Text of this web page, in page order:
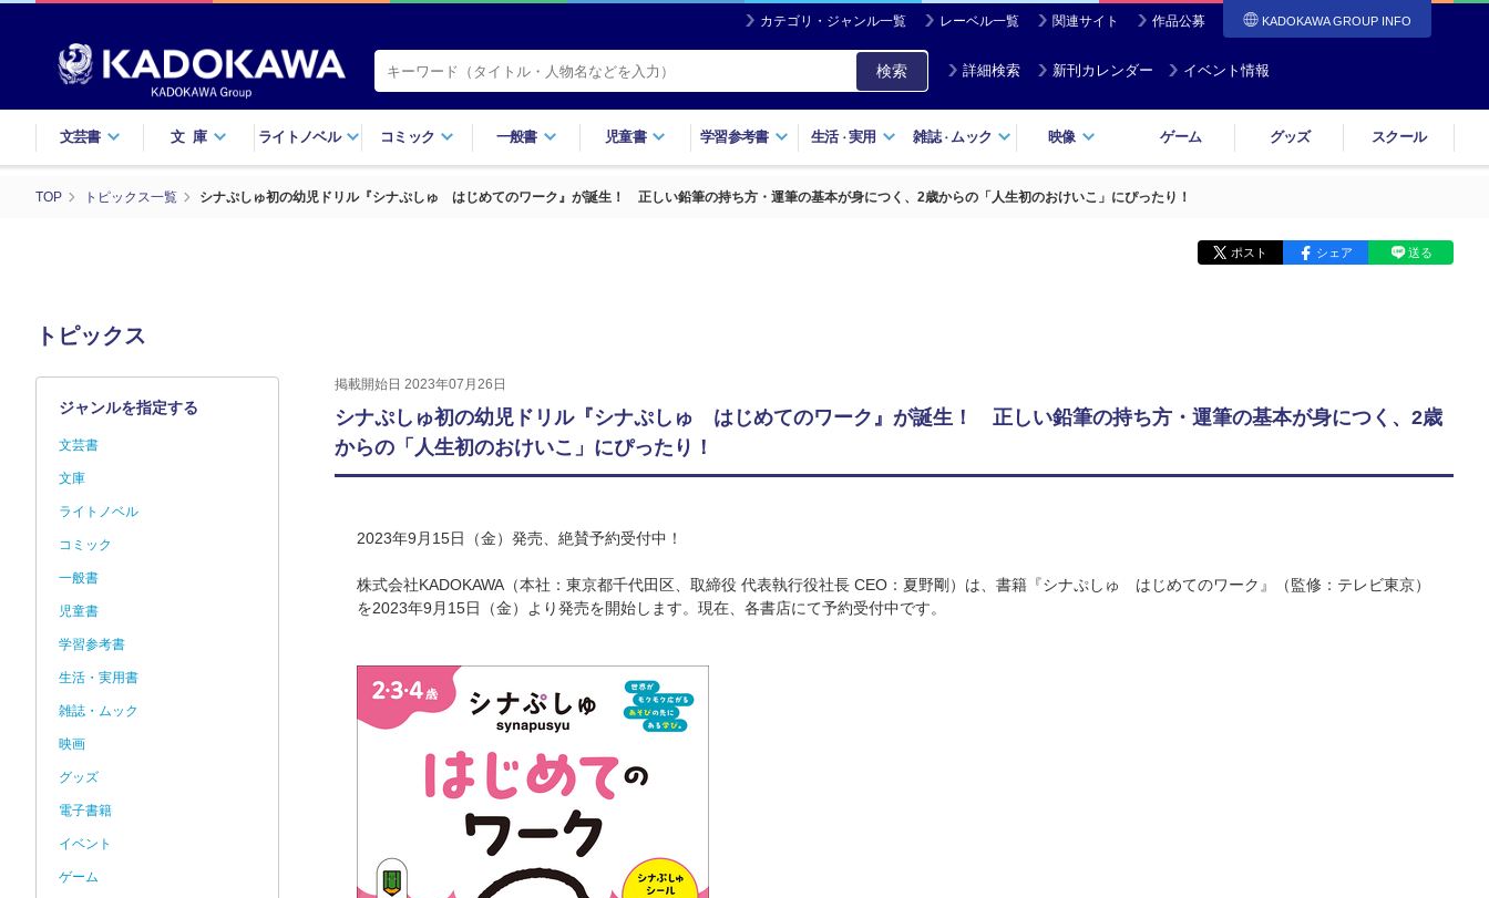
カテゴリ・ジャンル一覧 レーベル一覧 関連サイト 作品公募 KADOKAWA GROUP INFO
検索 詳細検索 新刊カレンダー イベント情報
文芸書 文庫 ライトノベル コミック 一般書 児童書 学習参考書 生活・実用 雑誌・ ムック 映像 ゲーム グッズ スクール
TOP トピックス一覧 シナぷしゅ初の幼児ドリル『シナぷしゅ はじめてのワーク』が誕生！ 正しい鉛筆の持ち方・運筆の基本が身につく、2歳からの「人生初のおけいこ」にぴったり！
ポスト シェア 送る
トピックス
掲載開始日 2023年07月26日
シナぷしゅ初の幼児ドリル『シナぷしゅ はじめてのワーク』が誕生！ 正しい鉛筆の持ち方・運筆の基本が身につく、2歳
からの「人生初のおけいこ」にぴったり！
2023年9月15日（金）発売、絶賛予約受付中！
株式会社KADOKAWA（本社：東京都千代田区、取締役 代表執行役社長 CEO：夏野剛）は、書籍『シナぷしゅ はじめてのワーク』（監修：テレビ東京）
を2023年9月15日（金）より発売を開始します。現在、各書店にて予約受付中です。
ジャンルを指定する
文芸書
文庫
ライトノベル
コミック
一般書
児童書
学習参考書
生活・実用書
雑誌・ムック
映画
グッズ
電子書籍
イベント
ゲーム